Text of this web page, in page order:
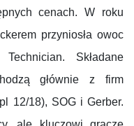
cenach. W roku
przyniosła owoc
Składane
głównie z firm
12/18), SOG i Gerber.